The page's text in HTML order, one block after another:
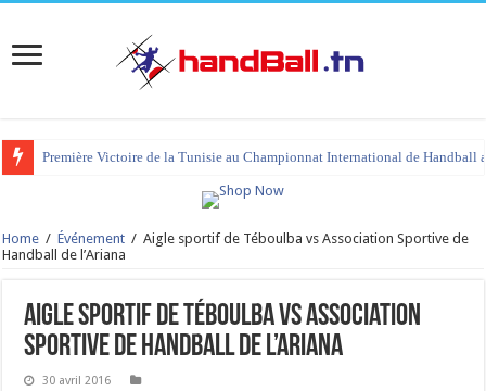
Première Victoire de la Tunisie au Championnat International de Handball
Home / Événement / Aigle sportif de Téboulba vs Association Sportive de
Handball de l’Ariana
Aigle sportif de Téboulba vs Association
Sportive de Handball de l’Ariana
30 avril 2016